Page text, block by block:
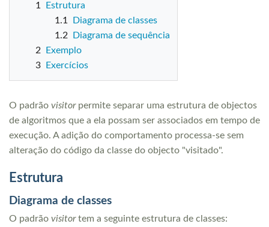
Search
1
Estrutura
1.1
Diagrama de classes
1.2
Diagrama de sequência
2
Exemplo
3
Exercícios
O padrão visitorpermite separar uma estrutura de objectos
de algoritmos que a ela possam ser associados em tempo de
execução. A adição do comportamento processa-se sem
alteração do código da classe do objecto "visitado".
Estrutura
Diagrama de classes
O padrão visitortem a seguinte estrutura de classes: